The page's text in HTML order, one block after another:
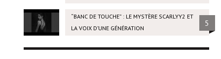
“BANC DE TOUCHE” : LE MYSTÈRE SCARLYY2 ET
LA VOIX D’UNE GÉNÉRATION
5